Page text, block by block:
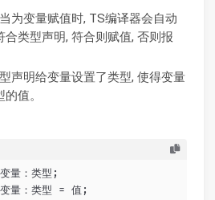
为变量赋值时, TS编译器会自动
合类型声明, 符合则赋值, 否则报
声明给变量设置了类型, 使得变量
值。
量：类型;
量：类型 = 值;